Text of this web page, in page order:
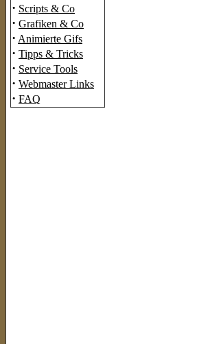
· Scripts & Co
· Grafiken & Co
· Animierte Gifs
· Tipps & Tricks
· Service Tools
· Webmaster Links
· FAQ